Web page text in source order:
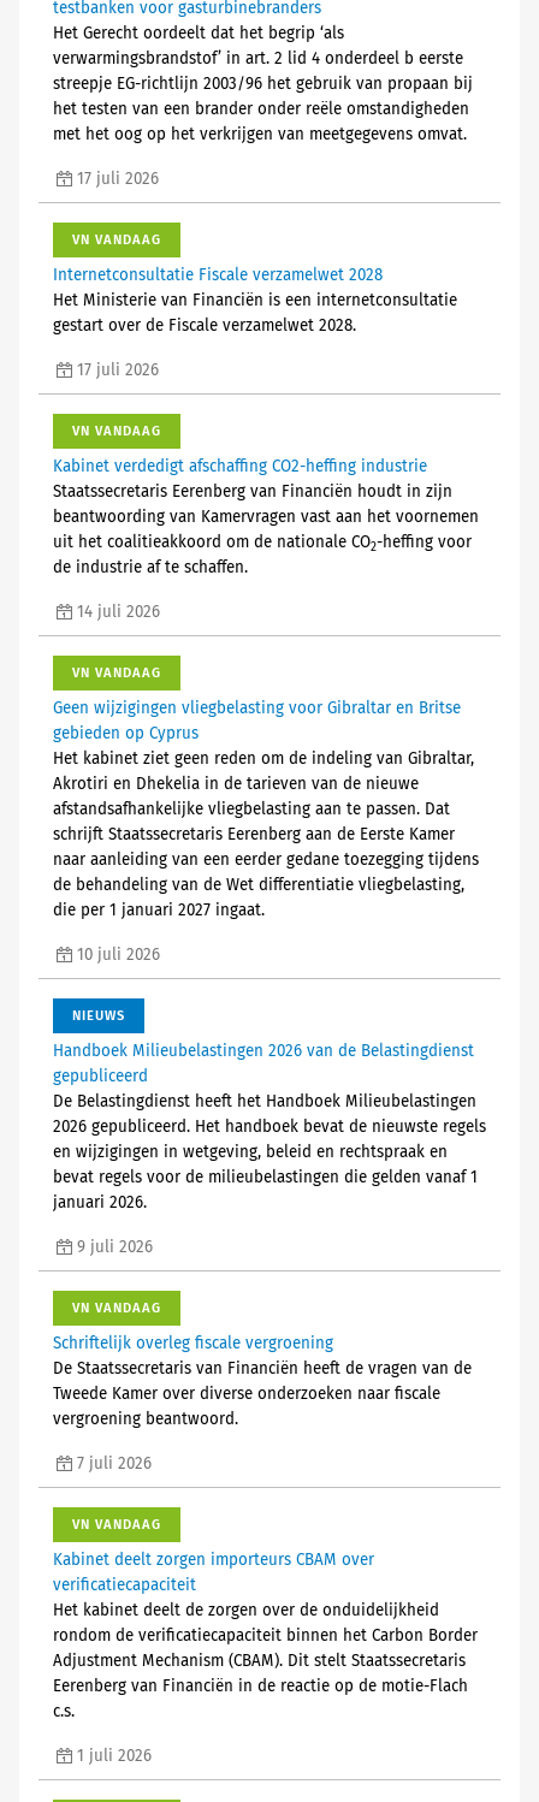
testbanken voor gasturbinebranders
Het Gerecht oordeelt dat het begrip ‘als
verwarmingsbrandstof’ in art. 2 lid 4 onderdeel b eerste
streepje EG-richtlijn 2003/96 het gebruik van propaan bij
het testen van een brander onder reële omstandigheden
met het oog op het verkrijgen van meetgegevens omvat.
17 juli 2026
VN VANDAAG
Internetconsultatie Fiscale verzamelwet 2028
Het Ministerie van Financiën is een internetconsultatie
gestart over de Fiscale verzamelwet 2028.
17 juli 2026
VN VANDAAG
Kabinet verdedigt afschaffing CO2-heffing industrie
Staatssecretaris Eerenberg van Financiën houdt in zijn
beantwoording van Kamervragen vast aan het voornemen
uit het coalitieakkoord om de nationale CO2-heffing voor
de industrie af te schaffen.
14 juli 2026
VN VANDAAG
Geen wijzigingen vliegbelasting voor Gibraltar en Britse
gebieden op Cyprus
Het kabinet ziet geen reden om de indeling van Gibraltar,
Akrotiri en Dhekelia in de tarieven van de nieuwe
afstandsafhankelijke vliegbelasting aan te passen. Dat
schrijft Staatssecretaris Eerenberg aan de Eerste Kamer
naar aanleiding van een eerder gedane toezegging tijdens
de behandeling van de Wet differentiatie vliegbelasting,
die per 1 januari 2027 ingaat.
10 juli 2026
NIEUWS
Handboek Milieubelastingen 2026 van de Belastingdienst
gepubliceerd
De Belastingdienst heeft het Handboek Milieubelastingen
2026 gepubliceerd. Het handboek bevat de nieuwste regels
en wijzigingen in wetgeving, beleid en rechtspraak en
bevat regels voor de milieubelastingen die gelden vanaf 1
januari 2026.
9 juli 2026
VN VANDAAG
Schriftelijk overleg fiscale vergroening
De Staatssecretaris van Financiën heeft de vragen van de
Tweede Kamer over diverse onderzoeken naar fiscale
vergroening beantwoord.
7 juli 2026
VN VANDAAG
Kabinet deelt zorgen importeurs CBAM over
verificatiecapaciteit
Het kabinet deelt de zorgen over de onduidelijkheid
rondom de verificatiecapaciteit binnen het Carbon Border
Adjustment Mechanism (CBAM). Dit stelt Staatssecretaris
Eerenberg van Financiën in de reactie op de motie-Flach
c.s.
1 juli 2026